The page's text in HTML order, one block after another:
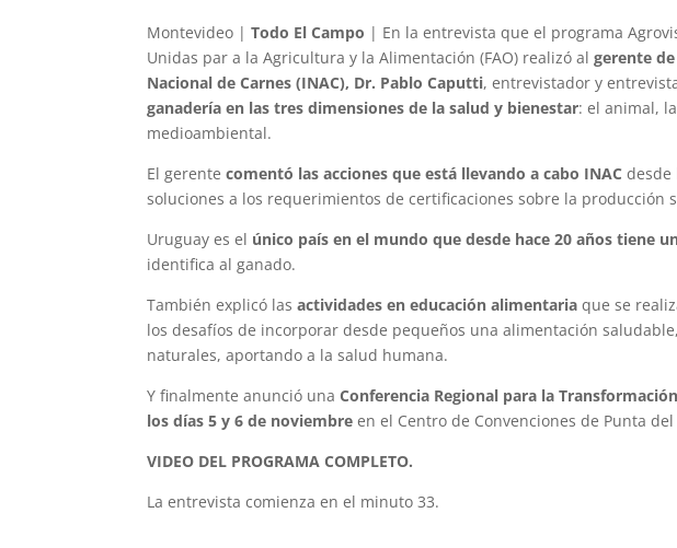
Montevideo |Todo El Campo | En la entrevista que el programa
Unidas par a la Agricultura y la Alimentación (FAO) realizó algerente
Nacional de Carnes (INAC), Dr. Pablo Caputti, entrevistador y
ganadería en las tres dimensiones de la salud y bienestar: el animal,
medioambiental.
El gerentecomentó las acciones que está llevando a cabo INAC desde
soluciones a los requerimientos de certificaciones sobre la producción
Uruguay es el único país en el mundo que desde hace 20 años tiene
identifica al ganado.
También explicó lasactividades en educación alimentaria que se
los desafíos de incorporar desde pequeños una alimentación
naturales, aportando a la salud humana.
Y finalmente anunció unaConferencia Regional para la
los días 5 y 6 de noviembre en el Centro de Convenciones de Punta del
VIDEO DEL PROGRAMA COMPLETO.
La entrevista comienza en el minuto 33.